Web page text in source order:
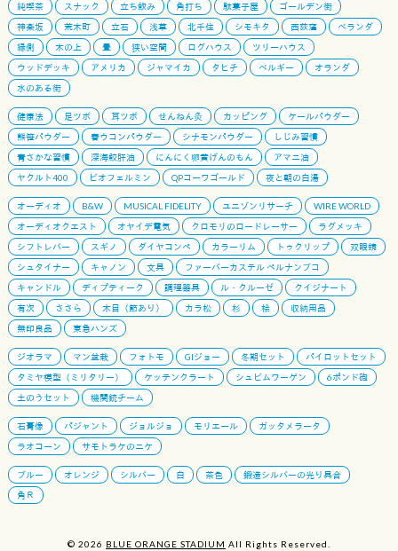
純喫茶 スナック 立ち飲み 角打ち 駄菓子屋
ゴールデン街
神楽坂
荒木町 立石 浅草 北千住 シモキタ 西荻窪
ベランダ
縁側
木の上 畳 狭い空間 ログハウス
ツリーハウス
ウッドデッキ
アメリカ ジャマイカ タヒチ ベルギー
オランダ
水のある街
健康法 足ツボ 耳ツボ せんねん灸 カッピング
ケールパウダー
熊笹パウダー
春ウコンパウダー シナモンパウダー
しじみ習慣
青さかな習慣
深海鮫肝油 にんにく卵黄げんのもん
アマニ油
ヤクルト400
ビオフェルミン QPコーワゴールド 夜と朝の白湯
オーディオ B&W MUSICAL FIDELITY ユニゾンリサーチ
WIRE WORLD
オーディオクエスト
オヤイデ電気 クロモリのロードレーサー
ラグメッキ
シフトレバー
スギノ ダイヤコンペ カラーリム トゥクリップ
双眼鏡
シュタイナー
キャノン 文具
ファーバーカステル ペルナンブコ
キャンドル
ディプティーク 調理器具 ル・クルーゼ
クイジナート
有次
ささら 木目（節あり） カラ松 杉 桧
収納用品
無印良品
東急ハンズ
ジオラマ マン盆栽 フォトモ GIジョー 冬期セット
パイロットセット
タミヤ模型（ミリタリー）
ケッテンクラート シュビムワーゲン
6ポンド砲
土のうセット
機関銃チーム
石膏像 パジャント ジョルジョ モリエール
ガッタメラータ
ラオコーン
サモトラケのニケ
ブルー オレンジ シルバー 白 茶色
鍛造シルバーの光り具合
角Ｒ
© 2026 BLUE ORANGE STADIUM All Rights Reserved.